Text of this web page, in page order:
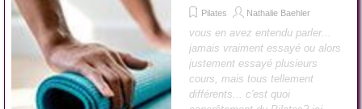
Pilates Nathalie Baehler
vous en avez entendu parler...
jamais vraiment essayé ou alors
justement essayé plusieurs
cours, mais tous tellement
différents... c'est quoi